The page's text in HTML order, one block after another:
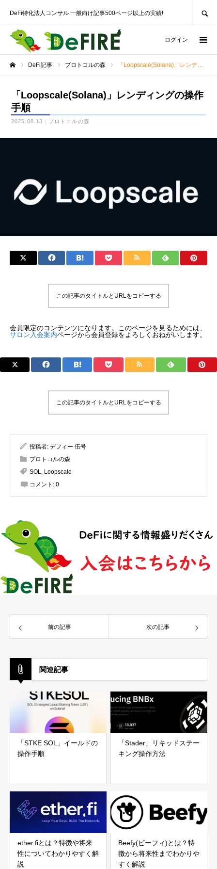
DeFi特化法人コンサル 一般向け記事500ページ以上の実績!
ログイン
DeFi記事 プロトコルの森 「Loopscale(Solana)」レンディングの操作手順
「Loopscale(Solana)」レンディングの操作
手順
2025.08.13 プロトコルの森
この記事のタイトルとURLをコピーする
会員限定のコンテンツになります。このページを見るためには、
サロン入会案内ページから会員登録をよろしくおねがいします。
この記事のタイトルとURLをコピーする
投稿者: デフィー 伍号
プロトコルの森
SOL, Loopscale
コメント: 0
前の記事 次の記事
関連記事
「STKE SOL」イールドの
操作手順
「Stader」リキッドステー
キング操作方法
ether.fiとは？特徴や将来
性についてわかりやすく解
説
Beefy(ビーフィ)とは？特
徴から将来性までわかりや
すく解説